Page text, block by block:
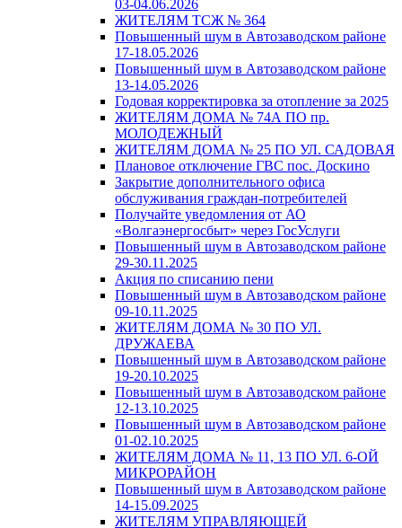
03-04.06.2026
ЖИТЕЛЯМ ТСЖ № 364
Повышенный шум в Автозаводском районе
17-18.05.2026
Повышенный шум в Автозаводском районе
13-14.05.2026
Годовая корректировка за отопление за 2025
ЖИТЕЛЯМ ДОМА № 74А ПО пр.
МОЛОДЕЖНЫЙ
ЖИТЕЛЯМ ДОМА № 25 ПО УЛ. САДОВАЯ
Плановое отключение ГВС пос. Доскино
Закрытие дополнительного офиса
обслуживания граждан-потребителей
Получайте уведомления от АО
«Волгаэнергосбыт» через ГосУслуги
Повышенный шум в Автозаводском районе
29-30.11.2025
Акция по списанию пени
Повышенный шум в Автозаводском районе
09-10.11.2025
ЖИТЕЛЯМ ДОМА № 30 ПО УЛ.
ДРУЖАЕВА
Повышенный шум в Автозаводском районе
19-20.10.2025
Повышенный шум в Автозаводском районе
12-13.10.2025
Повышенный шум в Автозаводском районе
01-02.10.2025
ЖИТЕЛЯМ ДОМА № 11, 13 ПО УЛ. 6-ОЙ
МИКРОРАЙОН
Повышенный шум в Автозаводском районе
14-15.09.2025
ЖИТЕЛЯМ УПРАВЛЯЮЩЕЙ